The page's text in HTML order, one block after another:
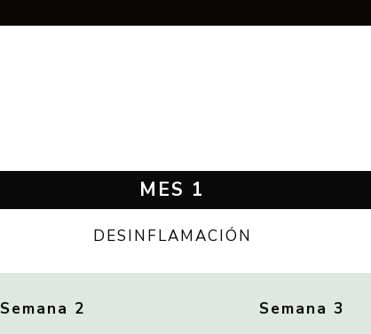
MES 1
DESINFLAMACIÓN
Semana 2 Semana 3